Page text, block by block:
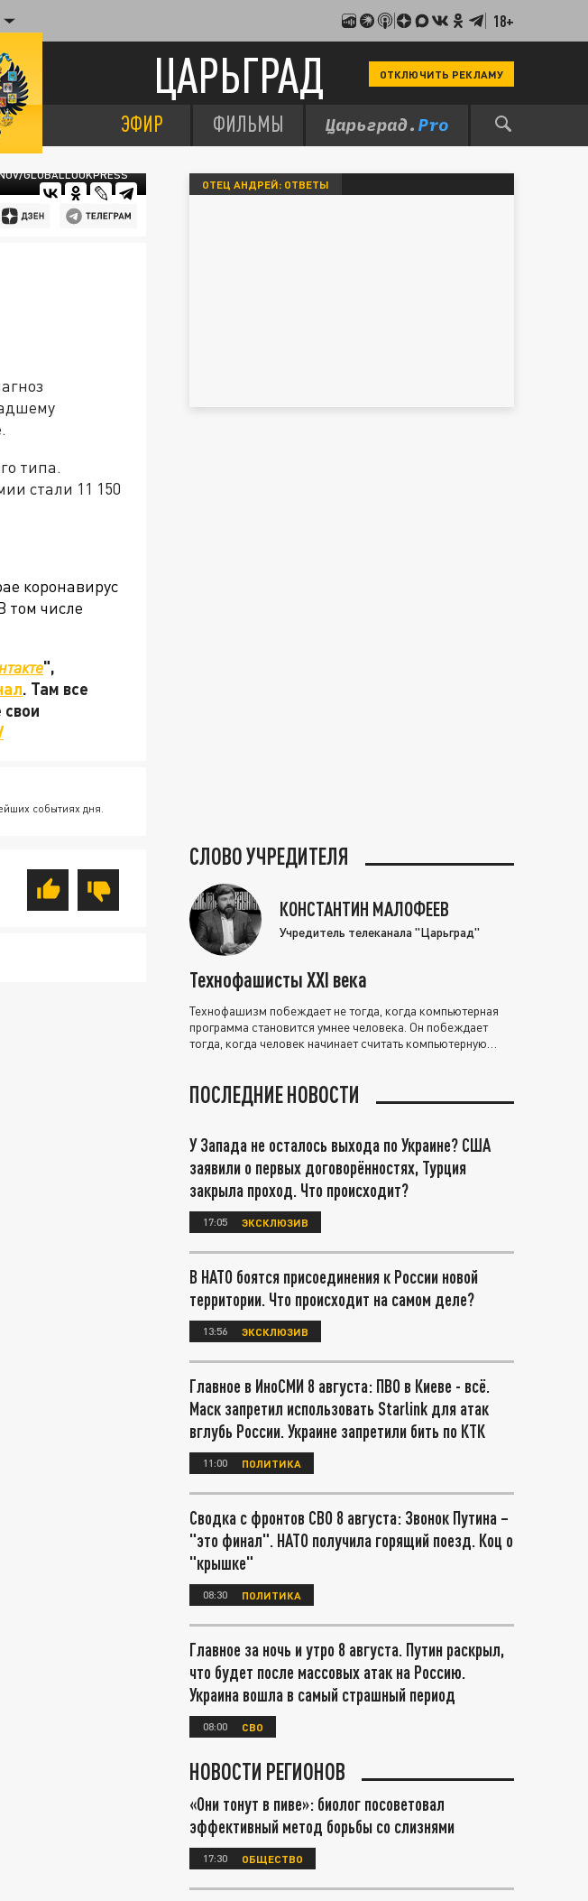
18+
ЦАРЬГРАД ОТКЛЮЧИТЬ РЕКЛАМУ
ЭФИР ФИЛЬМЫ
GLOBALLOOKPRESS
типа.
стали 11 150
коронавирус
том числе
",
. Там все
событиях дня.
ОТЕЦ АНДРЕЙ: ОТВЕТЫ
СЛОВО УЧРЕДИТЕЛЯ
КОНСТАНТИН МАЛОФЕЕВ
Учредитель телеканала "Царьград"
Технофашисты XXI века
Технофашизм побеждает не тогда, когда компьютерная
программа становится умнее человека. Он побеждает
тогда, когда человек начинает считать компьютерную
ПОСЛЕДНИЕ НОВОСТИ
У Запада не осталось выхода по Украине? США
заявили о первых договорённостях, Турция
закрыла проход. Что происходит?
17:05 ЭКСКЛЮЗИВ
В НАТО боятся присоединения к России новой
территории. Что происходит на самом деле?
13:56 ЭКСКЛЮЗИВ
Главное в ИноСМИ 8 августа: ПВО в Киеве - всё.
Маск запретил использовать Starlink для атак
вглубь России. Украине запретили бить по КТК
11:00 ПОЛИТИКА
Сводка с фронтов СВО 8 августа: Звонок Путина –
"это финал". НАТО получила горящий поезд. Коц о
"крышке"
08:30 ПОЛИТИКА
Главное за ночь и утро 8 августа. Путин раскрыл,
что будет после массовых атак на Россию.
Украина вошла в самый страшный период
08:00 СВО
НОВОСТИ РЕГИОНОВ
«Они тонут в пиве»: биолог посоветовал
эффективный метод борьбы со слизнями
17:30 ОБЩЕСТВО